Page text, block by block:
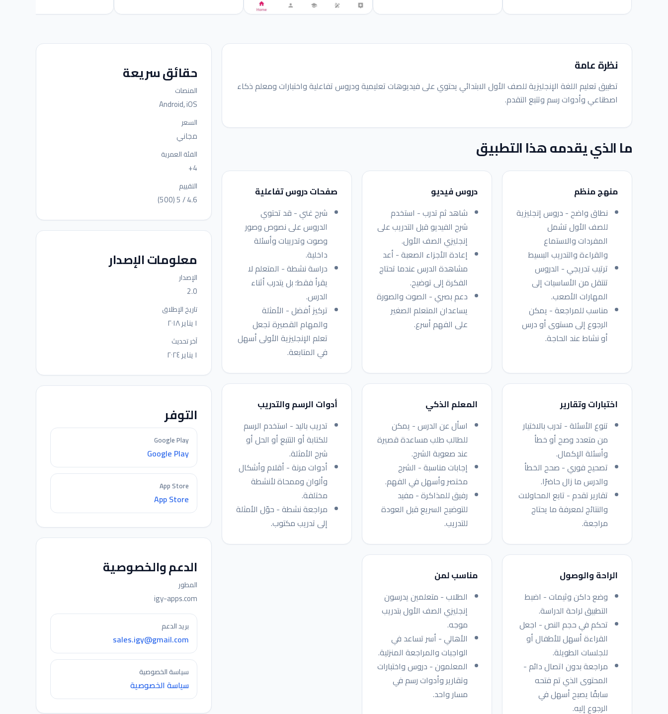
نظرة عامة
تطبيق تعليم اللغة الإنجليزية للصف الأول الابتدائي يحتوي على فيديوهات تعليمية ودروس تفاعلية واختبارات ومعلم ذكاء
اصطناعي وأدوات رسم وتتبع التقدم.
ما الذي يقدمه هذا التطبيق
منهج منظم
نطاق واضح - دروس إنجليزية
للصف الأول تشمل
المفردات والاستماع
والقراءة والتدريب البسيط
ترتيب تدريجي - الدروس
تنتقل من الأساسيات إلى
المهارات الأصعب.
مناسب للمراجعة - يمكن
الرجوع إلى مستوى أو درس
أو نشاط عند الحاجة.
دروس فيديو
شاهد ثم تدرب - استخدم
شرح الفيديو قبل التدريب على
إنجليزي الصف الأول.
إعادة الأجزاء الصعبة - أعد
مشاهدة الدرس عندما تحتاج
الفكرة إلى توضيح.
دعم بصري - الصوت والصورة
يساعدان المتعلم الصغير
على الفهم أسرع.
صفحات دروس تفاعلية
شرح غني - قد تحتوي
الدروس على نصوص وصور
وصوت وتدريبات وأسئلة
داخلية.
دراسة نشطة - المتعلم لا
يقرأ فقط؛ بل يتدرب أثناء
الدرس.
تركيز أفضل - الأمثلة
والمهام القصيرة تجعل
تعلم الإنجليزية الأولى أسهل
في المتابعة.
اختبارات وتقارير
تنوع الأسئلة - تدرب بالاختيار
من متعدد وصح أو خطأ
وأسئلة الإكمال.
تصحيح فوري - صحح الخطأ
والدرس ما زال حاضرًا.
تقارير تقدم - تابع المحاولات
والنتائج لمعرفة ما يحتاج
مراجعة.
المعلم الذكي
اسأل عن الدرس - يمكن
للطالب طلب مساعدة قصيرة
عند صعوبة الشرح.
إجابات مناسبة - الشرح
مختصر وأسهل في الفهم.
رفيق للمذاكرة - مفيد
للتوضيح السريع قبل العودة
للتدريب.
أدوات الرسم والتدريب
تدريب باليد - استخدم الرسم
للكتابة أو التتبع أو الحل أو
شرح الأمثلة.
أدوات مرنة - أقلام وأشكال
وألوان وممحاة لأنشطة
مختلفة.
مراجعة نشطة - حوّل الأمثلة
إلى تدريب مكتوب.
الراحة والوصول
وضع داكن وثيمات - اضبط
التطبيق لراحة الدراسة.
تحكم في حجم النص - اجعل
القراءة أسهل للأطفال أو
للجلسات الطويلة.
مراجعة بدون اتصال دائم -
المحتوى الذي تم فتحه
سابقًا يصبح أسهل في
الرجوع إليه.
مناسب لمن
الطلاب - متعلمين يدرسون
إنجليزي الصف الأول بتدريب
موجه.
الأهالي - أسر تساعد في
الواجبات والمراجعة المنزلية.
المعلمون - دروس واختبارات
وتقارير وأدوات رسم في
مسار واحد.
حقائق سريعة
المنصات
Android, iOS
السعر
مجاني
الفئة العمرية
4+
التقييم
4.6 / 5 (500)
معلومات الإصدار
الإصدار
2.0
تاريخ الإطلاق
١ يناير ٢٠١٨
آخر تحديث
١ يناير ٢٠٢٤
التوفر
Google Play
Google Play
App Store
App Store
الدعم والخصوصية
المطور
igy-apps.com
بريد الدعم
sales.igy@gmail.com
سياسة الخصوصية
سياسة الخصوصية